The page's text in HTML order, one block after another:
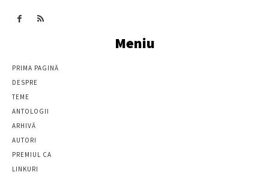
Meniu
PRIMA PAGINĂ
DESPRE
TEME
ANTOLOGII
ARHIVĂ
AUTORI
PREMIUL CA
LINKURI